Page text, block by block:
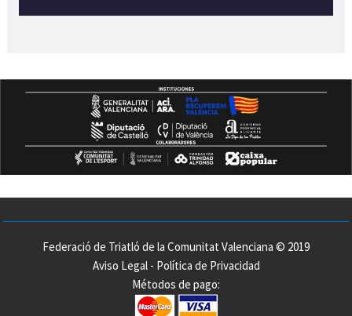
Federació de Triatló de la Comunitat Valenciana © 2019
Aviso Legal- Política de Privacidad
Métodos de pago: